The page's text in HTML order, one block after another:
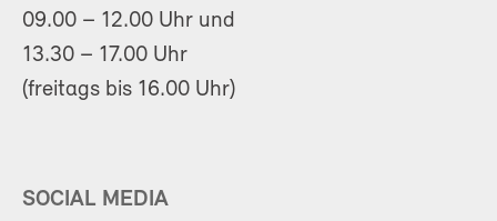
09.00 – 12.00 Uhr und
13.30 – 17.00 Uhr
(freitags bis 16.00 Uhr)
SOCIAL MEDIA